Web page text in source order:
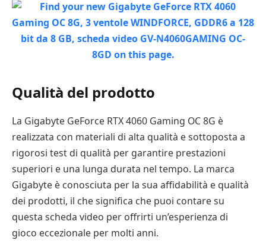
Qualità del prodotto
La Gigabyte GeForce RTX 4060 Gaming OC 8G è
realizzata con materiali di alta qualità e sottoposta a
rigorosi test di qualità per garantire prestazioni
superiori e una lunga durata nel tempo. La marca
Gigabyte è conosciuta per la sua affidabilità e qualità
dei prodotti, il che significa che puoi contare su
questa scheda video per offrirti un’esperienza di
gioco eccezionale per molti anni.